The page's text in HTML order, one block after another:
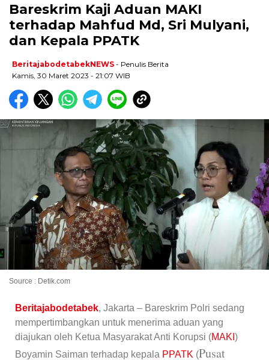
Bareskrim Kaji Aduan MAKI
terhadap Mahfud Md, Sri Mulyani,
dan Kepala PPATK
BeritajabodetabekNEWS - Penulis Berita
Kamis, 30 Maret 2023 - 21:07 WIB
Source : Detik.com
Beritajabodetabek, Jakarta – Bareskrim Polri sedang
mempertimbangkan untuk menerima aduan yang
diajukan oleh Ketua Masyarakat Anti Korupsi (MAKI )
Boyamin Saiman terhadap kepala PPATK (Pusat